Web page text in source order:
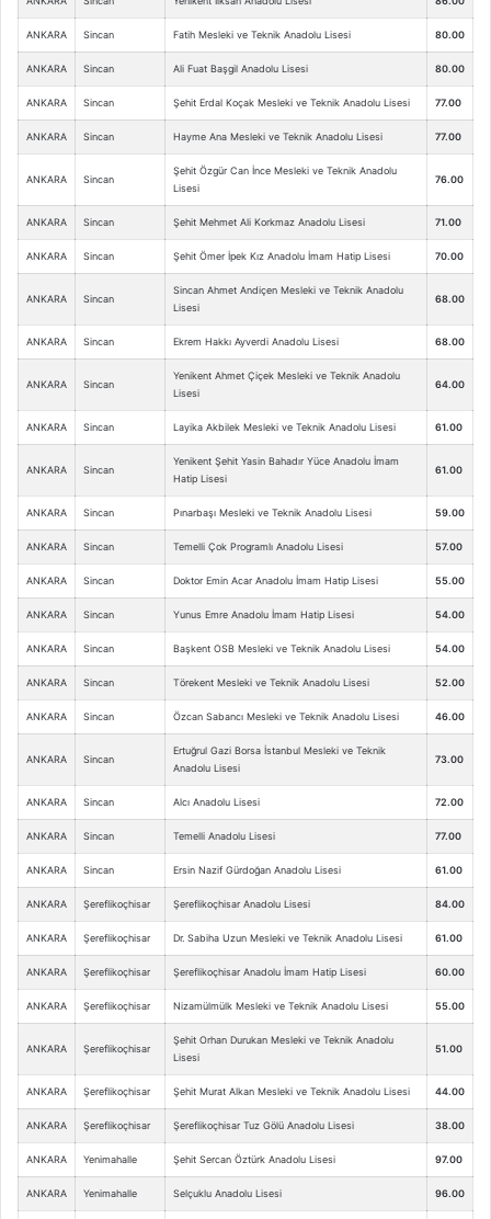
ANKARA Sincan Fatih Mesleki ve Teknik Anadolu Lisesi 80.00
ANKARA Sincan Ali Fuat Başgil Anadolu Lisesi 80.00
ANKARA Sincan Şehit Erdal Koçak Mesleki ve Teknik Anadolu Lisesi 77.00
ANKARA Sincan Hayme Ana Mesleki ve Teknik Anadolu Lisesi 77.00
ANKARA Sincan
Şehit Özgür Can İnce Mesleki ve Teknik Anadolu
Lisesi
76.00
ANKARA Sincan Şehit Mehmet Ali Korkmaz Anadolu Lisesi 71.00
ANKARA Sincan Şehit Ömer İpek Kız Anadolu İmam Hatip Lisesi 70.00
ANKARA Sincan
Sincan Ahmet Andiçen Mesleki ve Teknik Anadolu
Lisesi
68.00
ANKARA Sincan Ekrem Hakkı Ayverdi Anadolu Lisesi 68.00
ANKARA Sincan
Yenikent Ahmet Çiçek Mesleki ve Teknik Anadolu
Lisesi
64.00
ANKARA Sincan Layika Akbilek Mesleki ve Teknik Anadolu Lisesi 61.00
ANKARA Sincan
Yenikent Şehit Yasin Bahadır Yüce Anadolu İmam
Hatip Lisesi
61.00
ANKARA Sincan Pınarbaşı Mesleki ve Teknik Anadolu Lisesi 59.00
ANKARA Sincan Temelli Çok Programlı Anadolu Lisesi 57.00
ANKARA Sincan Doktor Emin Acar Anadolu İmam Hatip Lisesi 55.00
ANKARA Sincan Yunus Emre Anadolu İmam Hatip Lisesi 54.00
ANKARA Sincan Başkent OSB Mesleki ve Teknik Anadolu Lisesi 54.00
ANKARA Sincan Törekent Mesleki ve Teknik Anadolu Lisesi 52.00
ANKARA Sincan Özcan Sabancı Mesleki ve Teknik Anadolu Lisesi 46.00
ANKARA Sincan
Ertuğrul Gazi Borsa İstanbul Mesleki ve Teknik
Anadolu Lisesi
73.00
ANKARA Sincan Alcı Anadolu Lisesi 72.00
ANKARA Sincan Temelli Anadolu Lisesi 77.00
ANKARA Sincan Ersin Nazif Gürdoğan Anadolu Lisesi 61.00
ANKARA Şereflikoçhisar Şereflikoçhisar Anadolu Lisesi 84.00
ANKARA Şereflikoçhisar Dr. Sabiha Uzun Mesleki ve Teknik Anadolu Lisesi 61.00
ANKARA Şereflikoçhisar Şereflikoçhisar Anadolu İmam Hatip Lisesi 60.00
ANKARA Şereflikoçhisar Nizamülmülk Mesleki ve Teknik Anadolu Lisesi 55.00
ANKARA Şereflikoçhisar
Şehit Orhan Durukan Mesleki ve Teknik Anadolu
Lisesi
51.00
ANKARA Şereflikoçhisar Şehit Murat Alkan Mesleki ve Teknik Anadolu Lisesi 44.00
ANKARA Şereflikoçhisar Şereflikoçhisar Tuz Gölü Anadolu Lisesi 38.00
ANKARA Yenimahalle Şehit Sercan Öztürk Anadolu Lisesi 97.00
ANKARA Yenimahalle Selçuklu Anadolu Lisesi 96.00